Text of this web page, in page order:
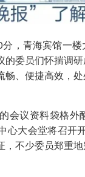
，青海宾馆一
委员们怀揣调
、便捷高效，
会议资料袋格
心大会堂将召开
不少委员郑重